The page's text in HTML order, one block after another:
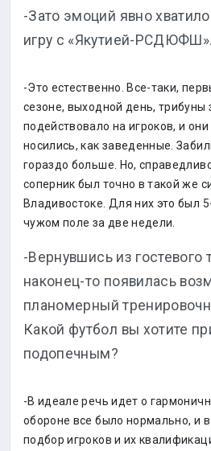
-Зато эмоций явно
игру с «Якутией-
-Это естественно. Все-таки,
сезоне, выходной день, трибуны
подействовало на игроков, и
носились, как заведенные.
гораздо больше. Но,
соперник был точно в такой же
Владивостоке. Для них это был
чужом поле за две недели.
-Вернувшись из гостевого
наконец-то появилась
планомерный
Какой футбол вы хотите
подопечным?
-В идеале речь идет о
обороне все было нормально, и
подбор игроков и их